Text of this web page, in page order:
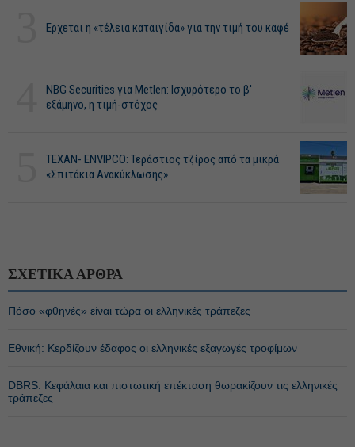
Ερχεται η «τέλεια καταιγίδα» για την τιμή του καφέ
NBG Securities για Metlen: Ισχυρότερο το β'
εξάμηνο, η τιμή-στόχος
ΤΕΧΑΝ- ENVIPCO: Τεράστιος τζίρος από τα μικρά
«Σπιτάκια Ανακύκλωσης»
ΣΧΕΤΙΚΑ ΑΡΘΡΑ
Πόσο «φθηνές» είναι τώρα οι ελληνικές τράπεζες
Εθνική: Κερδίζουν έδαφος οι ελληνικές εξαγωγές τροφίμων
DBRS: Κεφάλαια και πιστωτική επέκταση θωρακίζουν τις ελληνικές
τράπεζες